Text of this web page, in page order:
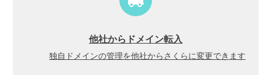
他社からドメイン転入
独自ドメインの管理を他社からさくらに変更できます